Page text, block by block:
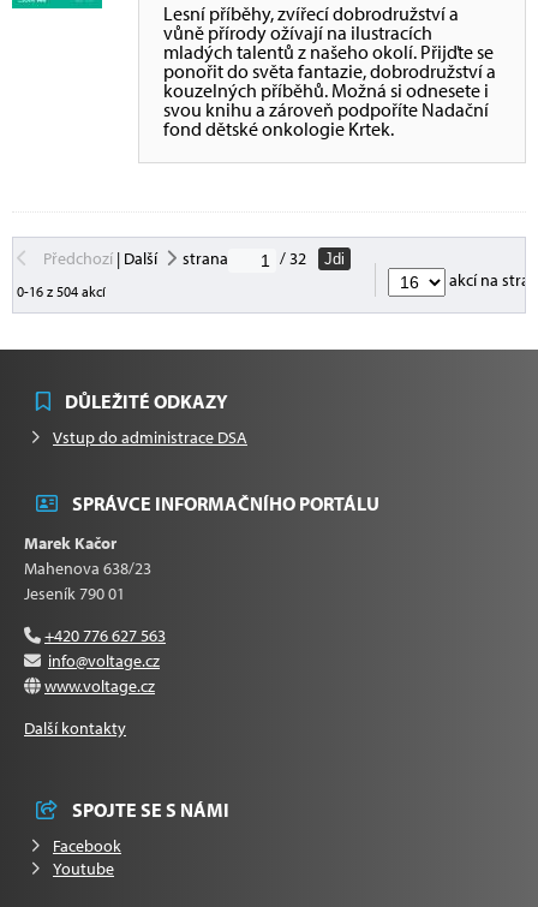
Lesní příběhy, zvířecí dobrodružství a
vůně přírody ožívají na ilustracích
mladých talentů z našeho okolí. Přijďte se
ponořit do světa fantazie, dobrodružství a
kouzelných příběhů. Možná si odnesete i
svou knihu a zároveň podpoříte Nadační
fond dětské onkologie Krtek.
Předchozí| Další strana / 32
Jdi
0-16 z 504 akcí
akcí na
DŮLEŽITÉ ODKAZY
Vstup do administrace DSA
SPRÁVCE INFORMAČNÍHO PORTÁLU
Marek Kačor
Mahenova 638/23
Jeseník 790 01
+420 776 627 563
info@voltage.cz
www.voltage.cz
Další kontakty
SPOJTE SE S NÁMI
Facebook
Youtube